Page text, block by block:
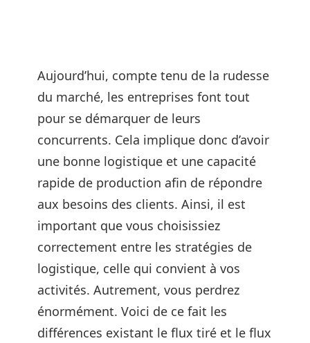
Aujourd’hui, compte tenu de la rudesse
du marché, les entreprises font tout
pour se démarquer de leurs
concurrents. Cela implique donc d’avoir
une bonne logistique et une capacité
rapide de production afin de répondre
aux besoins des clients. Ainsi, il est
important que vous choisissiez
correctement entre les stratégies de
logistique, celle qui convient à vos
activités. Autrement, vous perdrez
énormément. Voici de ce fait les
différences existant le flux tiré et le flux